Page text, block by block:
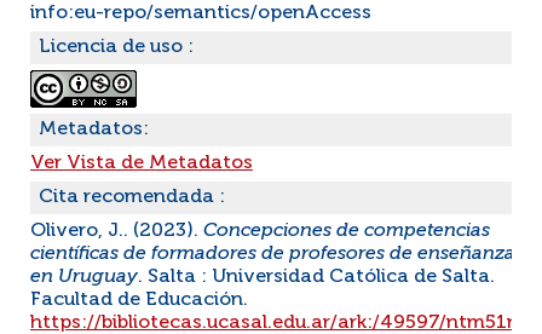
info:eu-repo/semantics/openAccess
Licencia de uso :
Metadatos:
Ver Vista de Metadatos
Cita recomendada :
Olivero, J.. (2023). Concepciones de competencias
científicas de formadores de profesores de enseñanza
en Uruguay. Salta : Universidad Católica de Salta.
Facultad de Educación.
https://bibliotecas.ucasal.edu.ar/ark:/49597/